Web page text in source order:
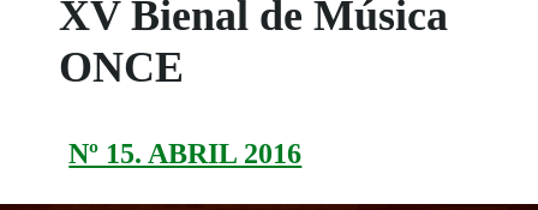
XV Bienal de Música
ONCE
Nº 15. ABRIL 2016